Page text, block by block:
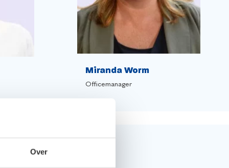
Over
Miranda Worm
Officemanager